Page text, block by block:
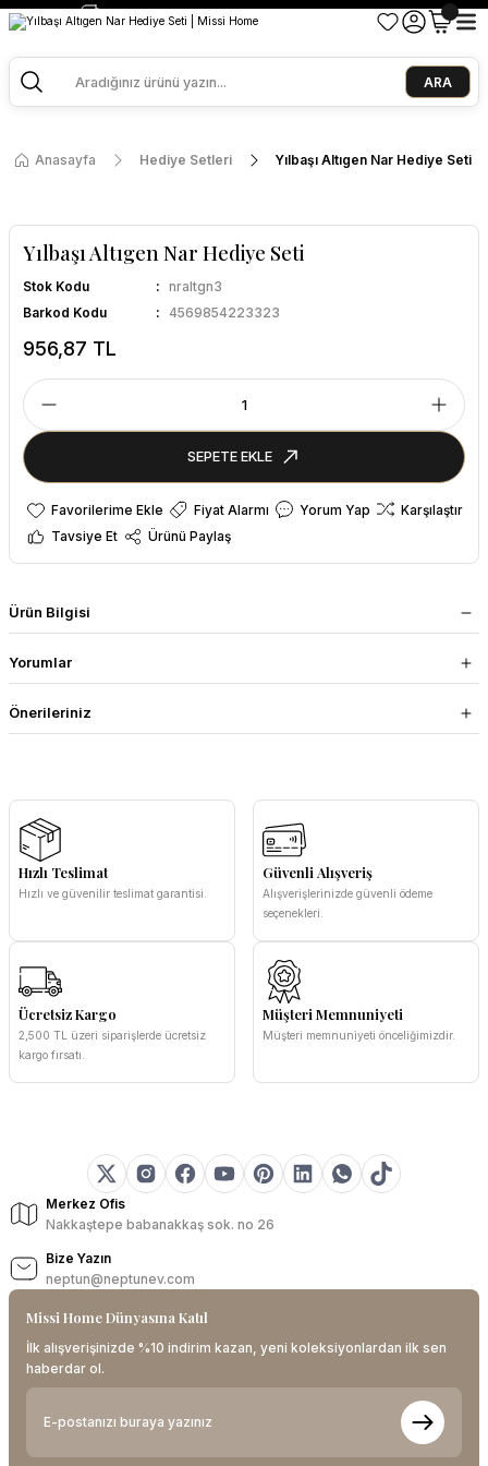
2500 TL ve Üzeri Alışverişlerde Kargo Bedava!
ARA
Anasayfa Hediye Setleri Yılbaşı Altıgen Nar Hediye Seti
Yılbaşı Altıgen Nar Hediye Seti
Stok Kodu
nraltgn3
Barkod Kodu
4569854223323
956,87 TL
SEPETE EKLE
Fiyat Alarmı Yorum Yap
Karşılaştır
Tavsiye Et
Ürünü Paylaş
Ürün Bilgisi
Yorumlar
Önerileriniz
Hızlı Teslimat
Hızlı ve güvenilir teslimat garantisi.
Güvenli Alışveriş
Alışverişlerinizde güvenli ödeme
seçenekleri.
Ücretsiz Kargo
2,500 TL üzeri siparişlerde ücretsiz
kargo fırsatı.
Müşteri Memnuniyeti
Müşteri memnuniyeti önceliğimizdir.
Merkez Ofis
Nakkaştepe babanakkaş sok. no 26
Bize Yazın
neptun@neptunev.com
Missi Home Dünyasına Katıl
İlk alışverişinizde %10 indirim kazan, yeni koleksiyonlardan ilk sen
haberdar ol.